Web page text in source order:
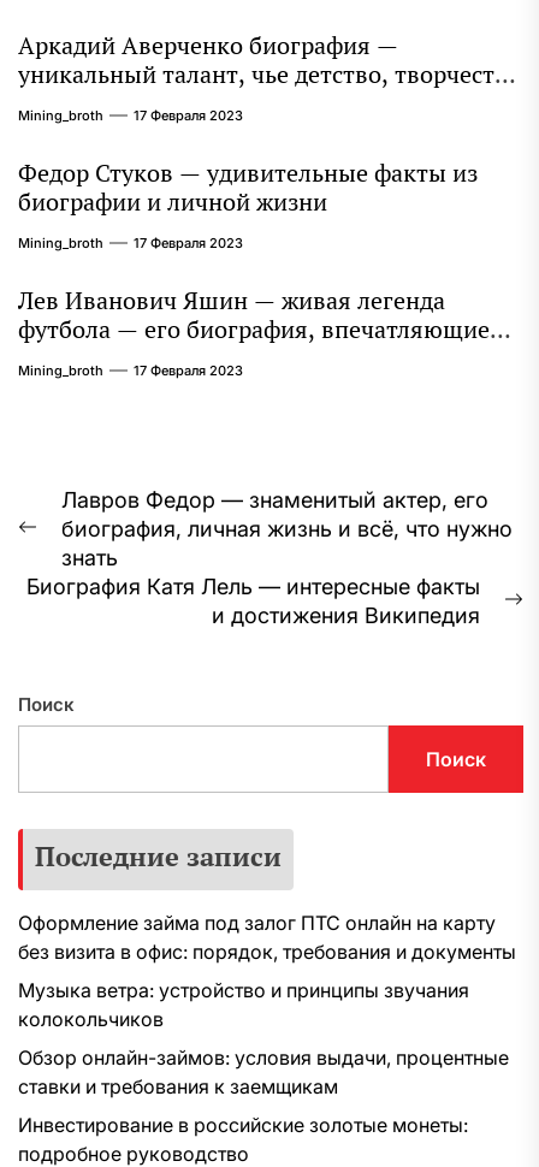
Аркадий Аверченко биография —
уникальный талант, чье детство, творчество
и литературное наследие продолжают
восхищать миллионы
Mining_broth 17 Февраля 2023
Федор Стуков — удивительные факты из
биографии и личной жизни
Mining_broth 17 Февраля 2023
Лев Иванович Яшин — живая легенда
футбола — его биография, впечатляющие
достижения и интересная личная жизнь
Mining_broth 17 Февраля 2023
Навигация
по
записям
Предыдущая
запись:
Лавров Федор — знаменитый актер, его
биография, личная жизнь и всё, что нужно
знать
Биография Катя Лель — интересные факты
и достижения Википедия
Поиск
Поиск
Последние записи
Оформление займа под залог ПТС онлайн на карту
без визита в офис: порядок, требования и документы
Музыка ветра: устройство и принципы звучания
колокольчиков
Обзор онлайн-займов: условия выдачи, процентные
ставки и требования к заемщикам
Инвестирование в российские золотые монеты:
подробное руководство